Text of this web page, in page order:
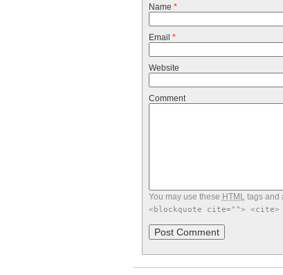
Name *
Email *
Website
Comment
You may use these HTML tags and
<blockquote cite=""> <cite>